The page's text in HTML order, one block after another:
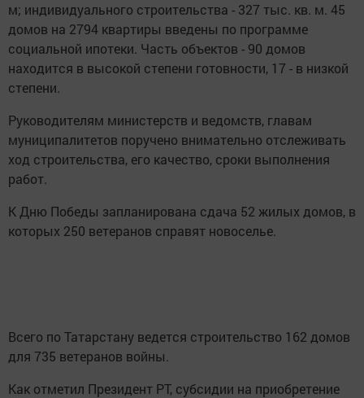
м; индивидуального строительства - 327 тыс. кв. м. 45
домов на 2794 квартиры введены по программе
социальной ипотеки. Часть объектов - 90 домов
находится в высокой степени готовности, 17 - в низкой
степени.
Руководителям министерств и ведомств, главам
муниципалитетов поручено внимательно отслеживать
ход строительства, его качество, сроки выполнения
работ.
К Дню Победы запланирована сдача 52 жилых домов, в
которых 250 ветеранов справят новоселье.
Всего по Татарстану ведется строительство 162 домов
для 735 ветеранов войны.
Как отметил Президент РТ, субсидии на приобретение